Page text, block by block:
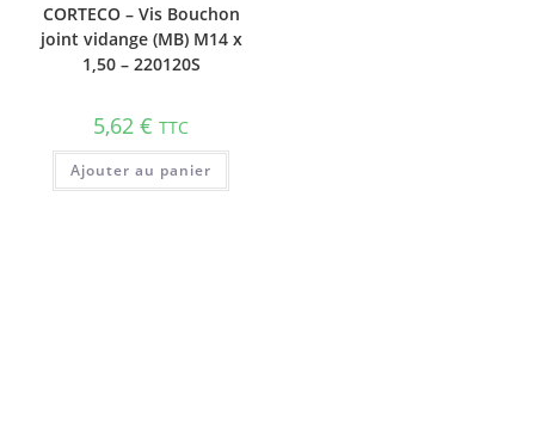
CORTECO – Vis Bouchon
joint vidange (MB) M14 x
1,50 – 220120S
5,62€ TTC
Ajouter au panier